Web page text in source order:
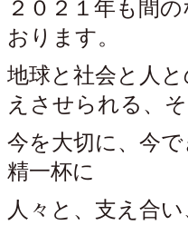
２０２１年も間
おります。
地球と社会と人
えさせられる、
今を大切に、今
精一杯に
人々と、支え合